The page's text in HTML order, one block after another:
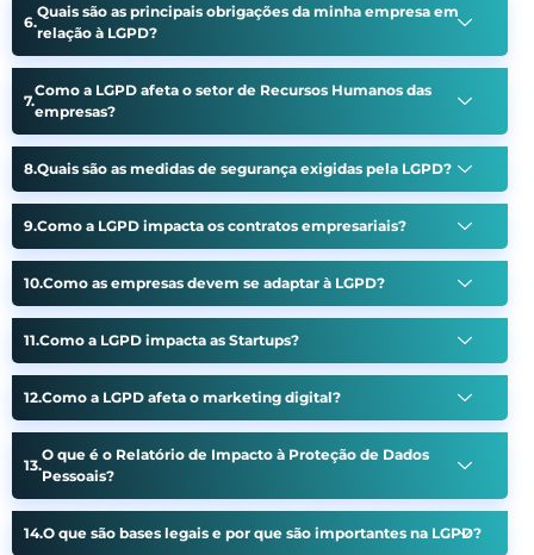
Quais são as principais obrigações da minha empresa em
relação à LGPD?
Como a LGPD afeta o setor de Recursos Humanos das
empresas?
Quais são as medidas de segurança exigidas pela LGPD?
Como a LGPD impacta os contratos empresariais?
Como as empresas devem se adaptar à LGPD?
Como a LGPD impacta as Startups?
Como a LGPD afeta o marketing digital?
O que é o Relatório de Impacto à Proteção de Dados
Pessoais?
O que são bases legais e por que são importantes na LGPD?